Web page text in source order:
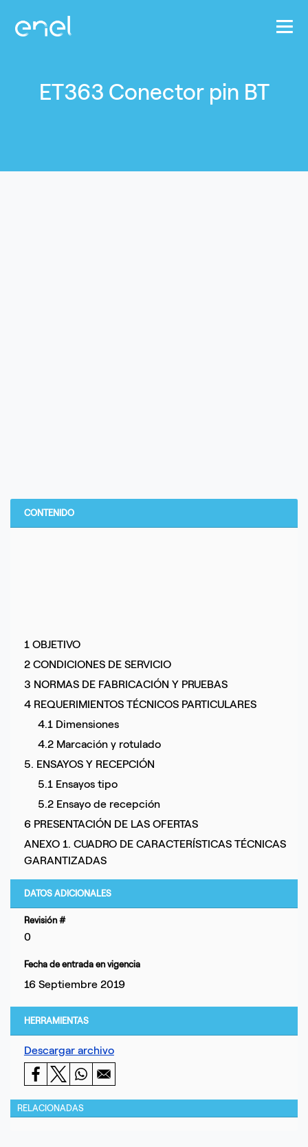
ET363 Conector pin BT
CONTENIDO
1 OBJETIVO
2 CONDICIONES DE SERVICIO
3 NORMAS DE FABRICACIÓN Y PRUEBAS
4 REQUERIMIENTOS TÉCNICOS PARTICULARES
4.1 Dimensiones
4.2 Marcación y rotulado
5. ENSAYOS Y RECEPCIÓN
5.1 Ensayos tipo
5.2 Ensayo de recepción
6 PRESENTACIÓN DE LAS OFERTAS
ANEXO 1. CUADRO DE CARACTERÍSTICAS TÉCNICAS
GARANTIZADAS
DATOS ADICIONALES
Revisión #
0
Fecha de entrada en vigencia
16 Septiembre 2019
HERRAMIENTAS
Descargar archivo
RELACIONADAS